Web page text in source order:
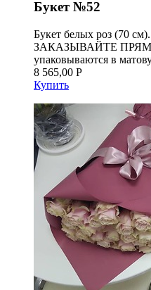
Букет №52
Букет белых роз (70
ЗАКАЗЫВАЙТЕ
упаковываются в
8 565,00 Р
Купить